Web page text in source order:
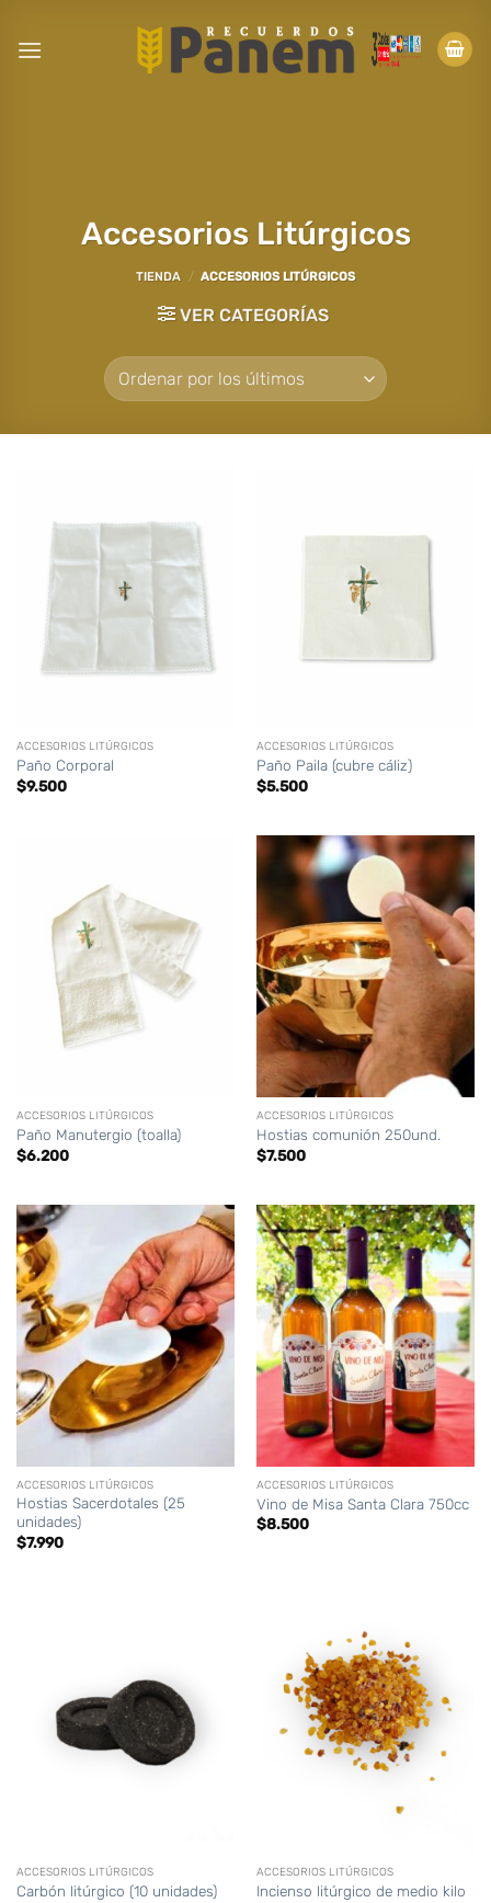
Accesorios Litúrgicos
TIENDA / ACCESORIOS LITÚRGICOS
VER CATEGORÍAS
ACCESORIOS LITÚRGICOS
Paño Corporal
$9.500
ACCESORIOS LITÚRGICOS
Paño Paila (cubre cáliz)
$5.500
ACCESORIOS LITÚRGICOS
Paño Manutergio (toalla)
$6.200
ACCESORIOS LITÚRGICOS
Hostias comunión 250und.
$7.500
ACCESORIOS LITÚRGICOS
Hostias Sacerdotales (25
unidades)
$7.990
ACCESORIOS LITÚRGICOS
Vino de Misa Santa Clara 750cc
$8.500
ACCESORIOS LITÚRGICOS
Carbón litúrgico (10 unidades)
ACCESORIOS LITÚRGICOS
Incienso litúrgico de medio kilo